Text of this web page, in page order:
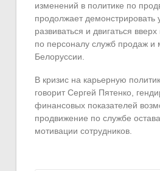
изменений в политике по
продолжает демонстрировать
развиваться и двигаться
по персоналу служб продаж и
Белоруссии.
В кризис на карьерную
говорит Сергей Пятенко,
финансовых показателей
продвижение по службе
мотивации сотрудников.